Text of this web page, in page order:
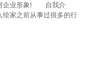
树企业形象! 自我介
家之前从事过很多的行